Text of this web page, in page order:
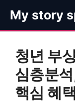
츠
My story
청년 부
심층분
핵심 혜택